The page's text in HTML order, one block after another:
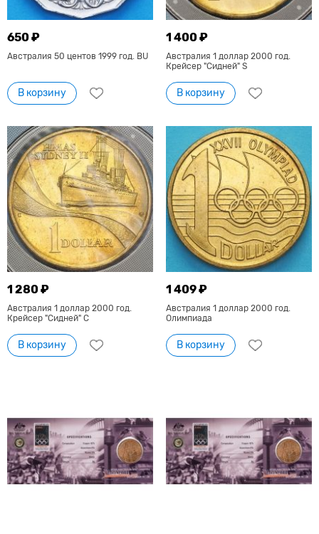
650 ₽
Австралия 50 центов 1999 год. BU
В корзину
1 400 ₽
Австралия 1 доллар 2000 год.
Крейсер "Сидней" S
В корзину
1 280 ₽
Австралия 1 доллар 2000 год.
Крейсер "Сидней" С
В корзину
1 409 ₽
Австралия 1 доллар 2000 год.
Олимпиада
В корзину